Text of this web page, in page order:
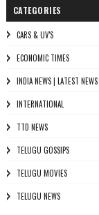
CATEGORIES
CARS & UV'S
ECONOMIC TIMES
INDIA NEWS | LATEST
INTERNATIONAL
TTD NEWS
TELUGU GOSSIPS
TELUGU MOVIES
TELUGU NEWS